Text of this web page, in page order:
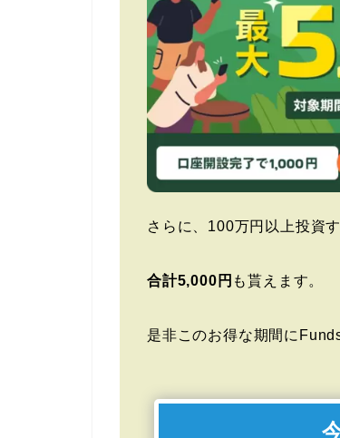
さらに、100万円以上投資
合計5,000円 も貰えます。
是非このお得な期間に